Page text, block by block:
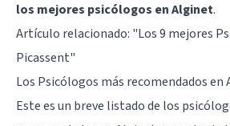
los mejores psicólogos en Alginet.
Artículo relacionado: "Los 9 mejores
Picassent"
Los Psicólogos más recomendados en
Este es un breve listado de los